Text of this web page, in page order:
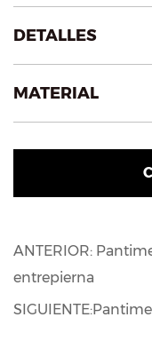
DETALLES
MATERIAL
ANTERIOR:
entrepierna